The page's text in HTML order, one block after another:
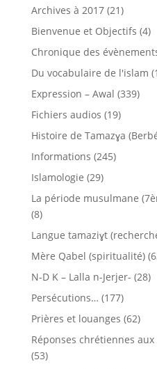
Archives à 2017(21)
Bienvenue et Objectifs (4)
Chronique des
Du vocabulaire de l'islam
Expression – Awal (339)
Fichiers audios (19)
Histoire de Tamazɣa
Informations (245)
Islamologie (29)
La période musulmane
(8)
Langue tamaziɣt
Mère Qabel (spiritualité)
N-D K – Lalla n-Jerjer- (28)
Persécutions… (177)
Prières et louanges (62)
Réponses chrétiennes
(53)